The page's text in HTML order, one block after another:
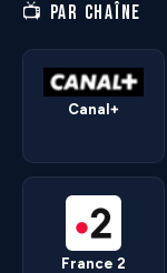
📺 PAR CHAÎNE
Canal+
France 2